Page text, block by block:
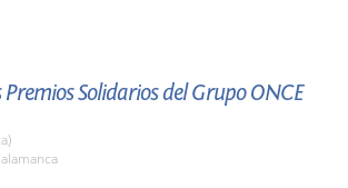
Solidarios del Grupo ONCE